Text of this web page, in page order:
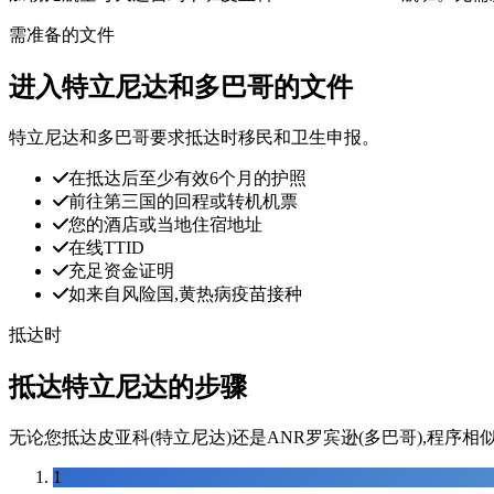
需准备的文件
进入特立尼达和多巴哥的文件
特立尼达和多巴哥要求抵达时移民和卫生申报。
在抵达后至少有效6个月的护照
前往第三国的回程或转机机票
您的酒店或当地住宿地址
在线TTID
充足资金证明
如来自风险国,黄热病疫苗接种
抵达时
抵达特立尼达的步骤
无论您抵达皮亚科(特立尼达)还是ANR罗宾逊(多巴哥),程序相
1